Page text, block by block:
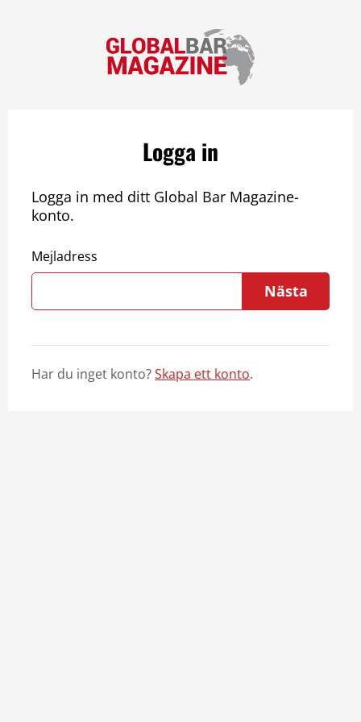
Logga in
Logga in med ditt Global Bar Magazine-
konto.
Mejladress
Nästa
Har du inget konto?Skapa ett konto.